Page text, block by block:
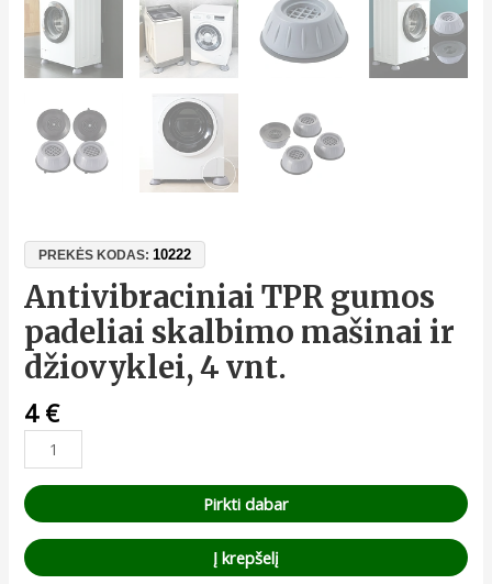
PREKĖS KODAS:10222
Antivibraciniai TPR gumos
padeliai skalbimo mašinai ir
džiovyklei, 4 vnt.
4 €
Pirkti dabar
Į krepšelį